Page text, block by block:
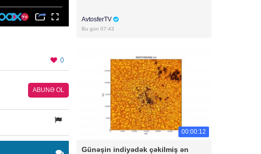
0
ABUNƏ OL
AvtosferTV
Bu gün 07:43
00:00:12
Günəşin indiyədək çəkilmiş ən